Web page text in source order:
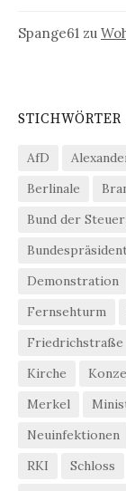
Spange61 zu
AfD
Berlinale
Bund der
Demonstration
Fernsehturm
Friedrichstraße
Kirche
Merkel
Neuinfektionen
RKI
Schloss